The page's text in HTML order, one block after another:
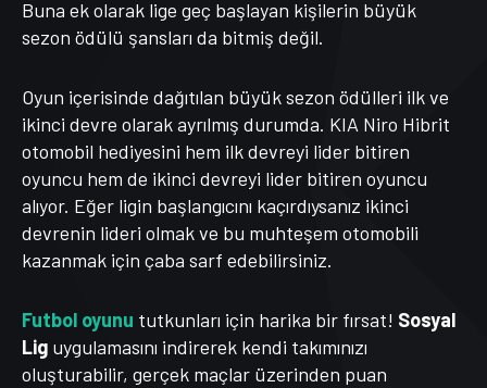
Buna ek olarak lige geç başlayan kişilerin büyük
sezon ödülü şansları da bitmiş değil.
Oyun içerisinde dağıtılan büyük sezon ödülleri ilk ve
ikinci devre olarak ayrılmış durumda. KIA Niro Hibrit
otomobil hediyesini hem ilk devreyi lider bitiren
oyuncu hem de ikinci devreyi lider bitiren oyuncu
alıyor. Eğer ligin başlangıcını kaçırdıysanız ikinci
devrenin lideri olmak ve bu muhteşem otomobili
kazanmak için çaba sarf edebilirsiniz.
Futbol oyunu tutkunları için harika bir fırsat! Sosyal
Lig uygulamasını indirerek kendi takımınızı
oluşturabilir, gerçek maçlar üzerinden puan